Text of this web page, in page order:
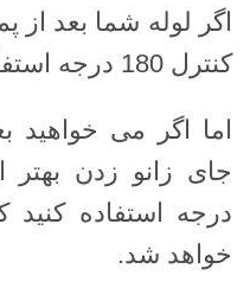
اگر لوله شما بعد از
کنترل 180 درجه استفاده کنید
اما اگر می خواهید
درجه استفاده کنید
خواهد شد.